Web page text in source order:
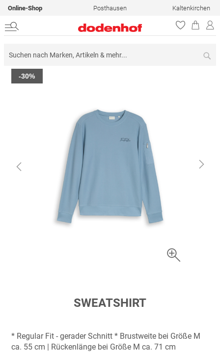
Online-Shop Posthausen Kaltenkirchen
Zum
Ende
-30%
springen
SWEATSHIRT
* Regular Fit - gerader Schnitt * Brustweite bei Größe M
ca. 55 cm | Rückenlänge bei Größe M ca. 71 cm